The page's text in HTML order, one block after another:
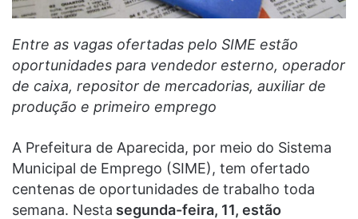
Entre as vagas ofertadas pelo SIME estão
oportunidades para vendedor esterno, operador
de caixa, repositor de mercadorias, auxiliar de
produção e primeiro emprego
A Prefeitura de Aparecida, por meio do Sistema
Municipal de Emprego (SIME), tem ofertado
centenas de oportunidades de trabalho toda
semana. Nesta segunda-feira, 11, estão